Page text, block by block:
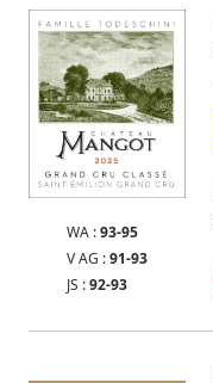
WA :93-95
V AG :91-93
JS :92-93